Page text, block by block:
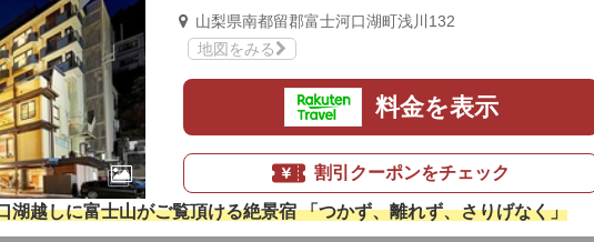
山梨県南都留郡富士河口湖町浅川132
地図をみる
料金を表示
割引クーポンをチェック
越しに富士山がご覧頂ける絶景宿 「つかず、離れず、さりげなく」